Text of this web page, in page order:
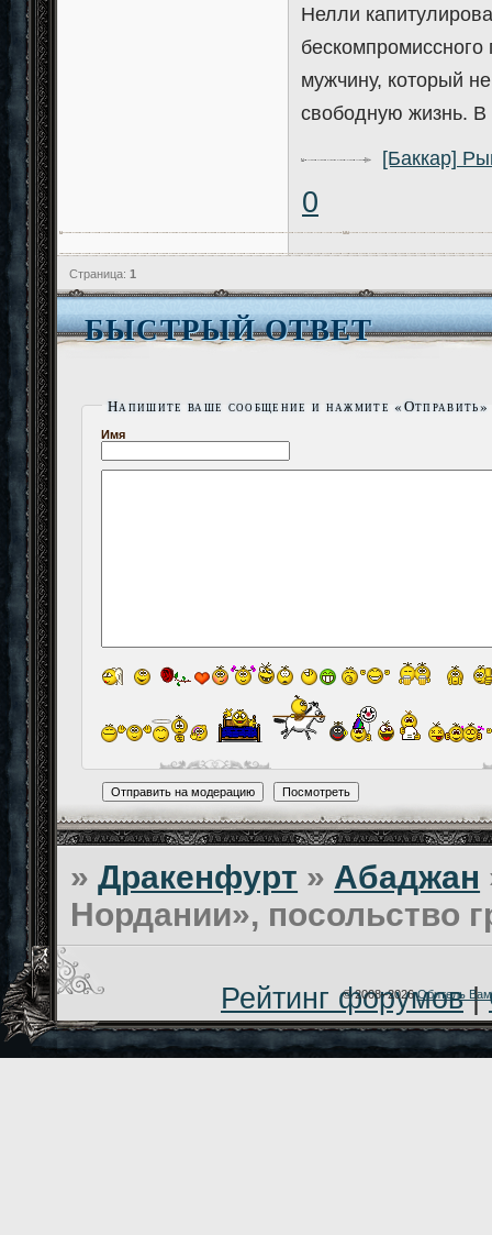
Нелли
мужчину, который
свободную жизнь. В
[Баккар]
0
Страница: 1
БЫСТРЫЙ ОТВЕТ
Напишите ваше сообщение и нажмите «Отправить»
Имя
»Дракенфурт » Абаджан
Нордании», посольство
Рейтинг форумов|
© 2008–2026Обитель